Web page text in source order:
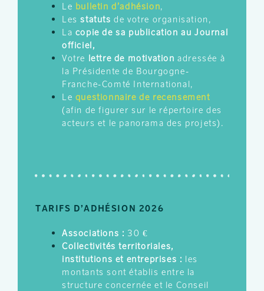
Le bulletin d’adhésion,
Lesstatuts de votre organisation,
La copie de sa publication au Journal
officiel,
Votre lettre de motivation adressée à
la Présidente de Bourgogne-
Franche-Comté International,
Le questionnaire de recensement
(afin de figurer sur le répertoire des
acteurs et le panorama des projets).
TARIFS D’ADHÉSION 2026
Associations : 30 €
Collectivités territoriales,
institutions et entreprises : les
montants sont établis entre la
structure concernée et le Conseil